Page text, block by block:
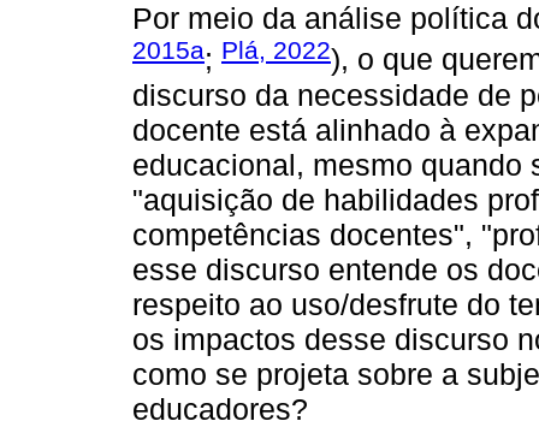
Por meio da análise política
2015a; Plá, 2022), o que
discurso da necessidade de
docente está alinhado à
educacional, mesmo
"aquisição de habilidades
competências docentes",
esse discurso entende os
respeito ao uso/desfrute do
os impactos desse discurso
como se projeta sobre a
educadores?